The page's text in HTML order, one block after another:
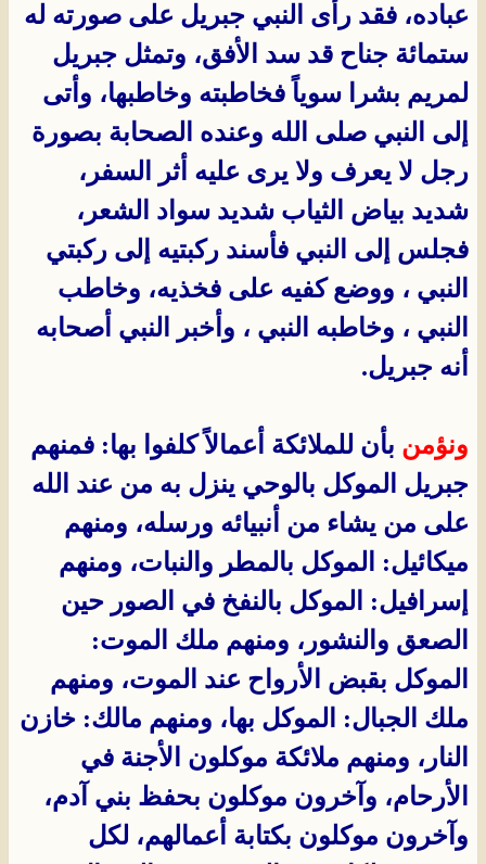
عباده، فقد رأى النبي جبريل على صورته له
ستمائة جناح قد سد الأفق، وتمثل جبريل
لمريم بشرا سوياً فخاطبته وخاطبها، وأتى
إلى النبي صلى الله وعنده الصحابة بصورة
رجل لا يعرف ولا يرى عليه أثر السفر،
شديد بياض الثياب شديد سواد الشعر،
فجلس إلى النبي فأسند ركبتيه إلى ركبتي
النبي ، ووضع كفيه على فخذيه، وخاطب
النبي ، وخاطبه النبي ، وأخبر النبي أصحابه
أنه جبريل.
ونؤمن بأن للملائكة أعمالاً كلفوا بها: فمنهم
جبريل الموكل بالوحي ينزل به من عند الله
على من يشاء من أنبيائه ورسله، ومنهم
ميكائيل: الموكل بالمطر والنبات، ومنهم
إسرافيل: الموكل بالنفخ في الصور حين
الصعق والنشور، ومنهم ملك الموت:
الموكل بقبض الأرواح عند الموت، ومنهم
ملك الجبال: الموكل بها، ومنهم مالك: خازن
النار، ومنهم ملائكة موكلون الأجنة في
الأرحام، وآخرون موكلون بحفظ بني آدم،
وآخرون موكلون بكتابة أعمالهم، لكل